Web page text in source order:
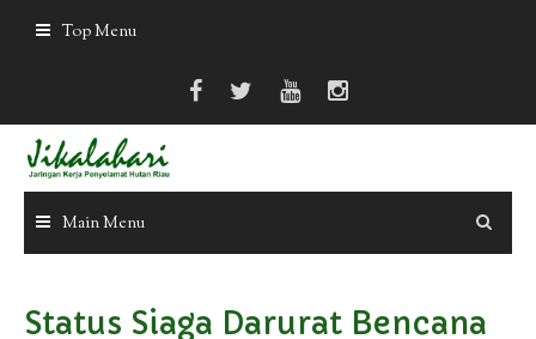
Top Menu
Main Menu
Status Siaga Darurat Bencana